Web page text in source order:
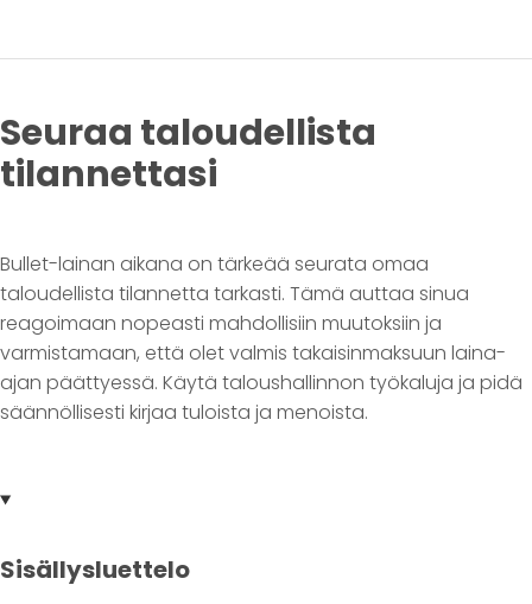
Seuraa taloudellista
tilannettasi
Bullet-lainan aikana on tärkeää seurata omaa
taloudellista tilannetta tarkasti. Tämä auttaa sinua
reagoimaan nopeasti mahdollisiin muutoksiin ja
varmistamaan, että olet valmis takaisinmaksuun laina-
ajan päättyessä. Käytä taloushallinnon työkaluja ja pidä
säännöllisesti kirjaa tuloista ja menoista.
Sisällysluettelo